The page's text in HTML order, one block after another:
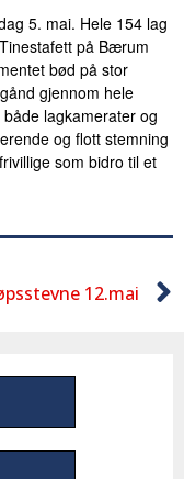
5. mai. Hele 154 lag
på Bærum
bød på stor
gjennom hele
lagkamerater og
og flott stemning
som bidro til et
12.mai